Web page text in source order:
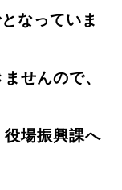
なっていま
せんので、
役場振興課へ